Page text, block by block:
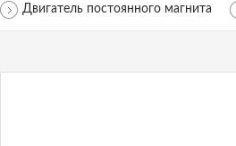
Двигатель постоянного магнита